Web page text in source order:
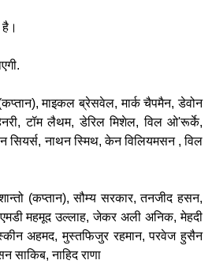
है।
माइकल ब्रेसवेल, मार्क चैपमैन, डेवोन
टॉम लैथम, डेरिल मिशेल, विल ओ'रूर्के,
सियर्स, नाथन स्मिथ, केन विलियमसन , विल
(कप्तान), सौम्य सरकार, तनजीद हसन,
एमडी महमूद उल्लाह, जेकर अली अनिक, मेहदी
अहमद, मुस्तफिजुर रहमान, परवेज हुसैन
साकिब, नाहिद राणा